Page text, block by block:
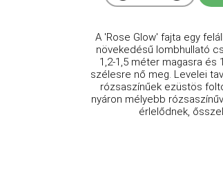
A 'Rose Glow' fajta egy
növekedésű lombhullató
1,2-1,5 méter magasra és
szélesre nő meg. Levelei
rózsaszínűek ezüstös
nyáron mélyebb
érlelődnek, ősszel